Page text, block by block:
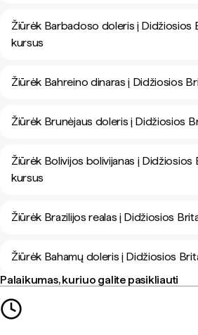
Žiūrėk Barbadoso doleris į Didžiosios
kursus
Žiūrėk Bahreino dinaras į Didžiosios
Žiūrėk Brunėjaus doleris į Didžiosios
Žiūrėk Bolivijos bolivijanas į Didžiosios
kursus
Žiūrėk Brazilijos realas į Didžiosios
Žiūrėk Bahamų doleris į Didžiosios
Palaikumas, kuriuo galite pasikliauti